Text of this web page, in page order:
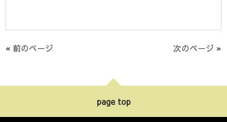
« 前のページ 次のページ »
page top